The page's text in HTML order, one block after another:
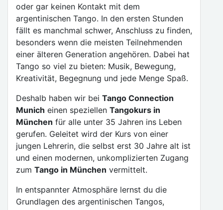
oder gar keinen Kontakt mit dem
argentinischen Tango. In den ersten Stunden
fällt es manchmal schwer, Anschluss zu finden,
besonders wenn die meisten Teilnehmenden
einer älteren Generation angehören. Dabei hat
Tango so viel zu bieten: Musik, Bewegung,
Kreativität, Begegnung und jede Menge Spaß.
Deshalb haben wir bei Tango Connection
Munich einen speziellen Tangokurs in
München für alle unter 35 Jahren ins Leben
gerufen. Geleitet wird der Kurs von einer
jungen Lehrerin, die selbst erst 30 Jahre alt ist
und einen modernen, unkomplizierten Zugang
zum Tango in München vermittelt.
In entspannter Atmosphäre lernst du die
Grundlagen des argentinischen Tangos,